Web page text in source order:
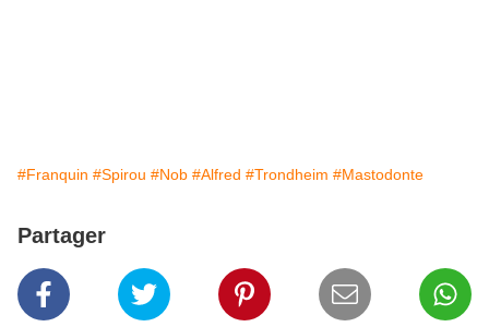
#Franquin #Spirou #Nob #Alfred #Trondheim #Mastodonte
Partager